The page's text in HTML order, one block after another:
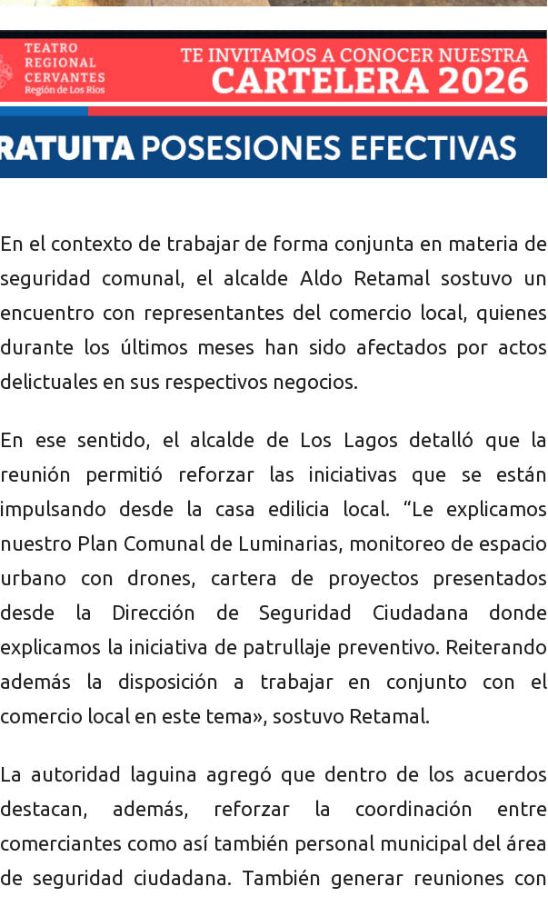
En el contexto de trabajar de forma conjunta en materia de
seguridad comunal, el alcalde Aldo Retamal sostuvo un
encuentro con representantes del comercio local, quienes
durante los últimos meses han sido afectados por actos
delictuales en sus respectivos negocios.
En ese sentido, el alcalde de Los Lagos detalló que la
reunión permitió reforzar las iniciativas que se están
impulsando desde la casa edilicia local. “Le explicamos
nuestro Plan Comunal de Luminarias, monitoreo de espacio
urbano con drones, cartera de proyectos presentados
desde la Dirección de Seguridad Ciudadana donde
explicamos la iniciativa de patrullaje preventivo. Reiterando
además la disposición a trabajar en conjunto con el
comercio local en este tema», sostuvo Retamal.
La autoridad laguina agregó que dentro de los acuerdos
destacan, además, reforzar la coordinación entre
comerciantes como así también personal municipal del área
de seguridad ciudadana. También generar reuniones con